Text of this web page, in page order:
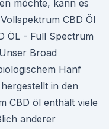
möchte, kann es
CBD Öl
ÖL - Full Spectrum
Broad
Hanf
in den
CBD öl enthält viele
anderer